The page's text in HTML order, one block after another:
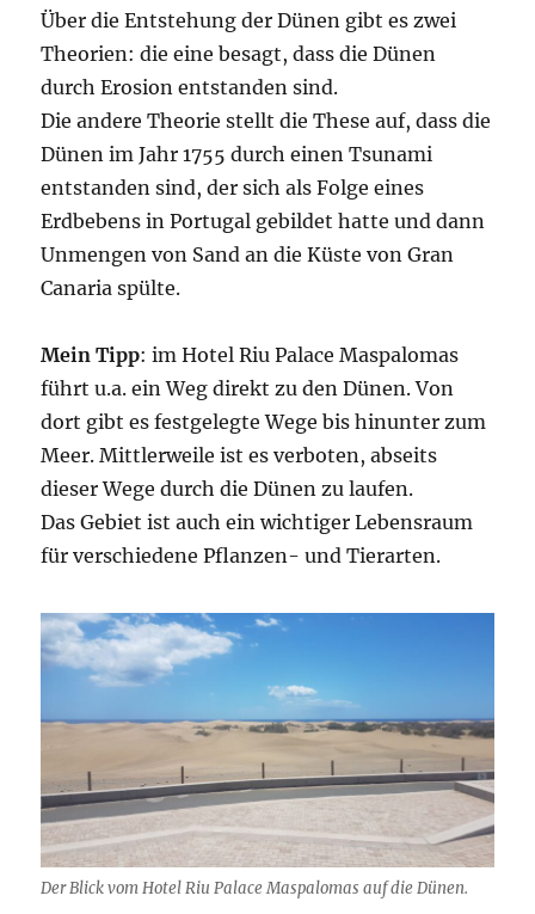
Über die Entstehung der Dünen gibt es zwei
Theorien: die eine besagt, dass die Dünen
durch Erosion entstanden sind.
Die andere Theorie stellt die These auf, dass die
Dünen im Jahr 1755 durch einen Tsunami
entstanden sind, der sich als Folge eines
Erdbebens in Portugal gebildet hatte und dann
Unmengen von Sand an die Küste von Gran
Canaria spülte.
Mein Tipp: im Hotel Riu Palace Maspalomas
führt u.a. ein Weg direkt zu den Dünen. Von
dort gibt es festgelegte Wege bis hinunter zum
Meer. Mittlerweile ist es verboten, abseits
dieser Wege durch die Dünen zu laufen.
Das Gebiet ist auch ein wichtiger Lebensraum
für verschiedene Pflanzen- und Tierarten.
Der Blick vom Hotel Riu Palace Maspalomas auf die Dünen.